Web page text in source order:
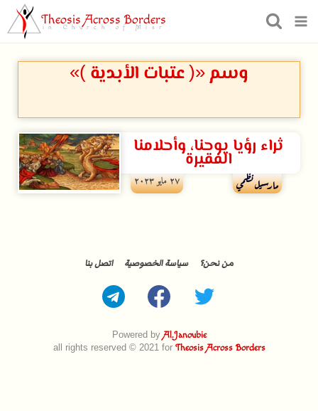
Theosis Across Borders
in Church of Misr
وسم «( عتبات الأبدية )»
ثراء رؤيا يوحنا، وأحلامنا
الفقيرة
مارسيل نظمي ۲۷ مايو ۲۰۲۳
Powered by Al.Janoubie
all rights reserved © 2021 for Theosis Across Borders
من نحن؟ سياسة الخصوصية اتصل بنا